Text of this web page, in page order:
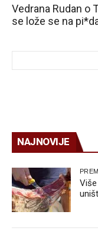
Vedrana Rudan o
se lože se na
NAJNOVIJE